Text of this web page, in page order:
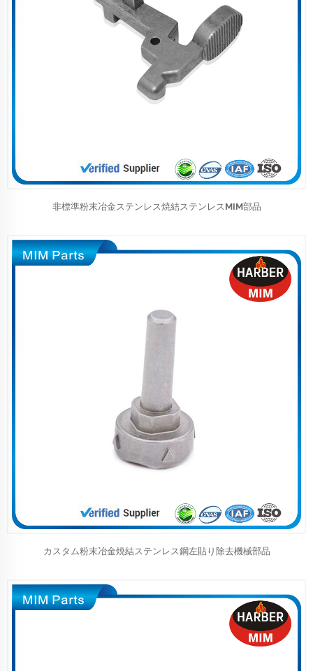
非標準粉末冶金ステンレス焼結ステンレスMIM部品
カスタム粉末冶金焼結ステンレス鋼左貼り除去機械部品